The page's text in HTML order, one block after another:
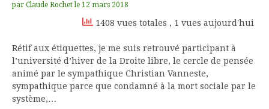
par Claude Rochet le 12 mars 2018
1408 vues totales , 1 vues aujourd'hui
Rétif aux étiquettes, je me suis retrouvé participant à
l’université d’hiver de la Droite libre, le cercle de pensée
animé par le sympathique Christian Vanneste,
sympathique parce que condamné à la mort sociale par le
système,…